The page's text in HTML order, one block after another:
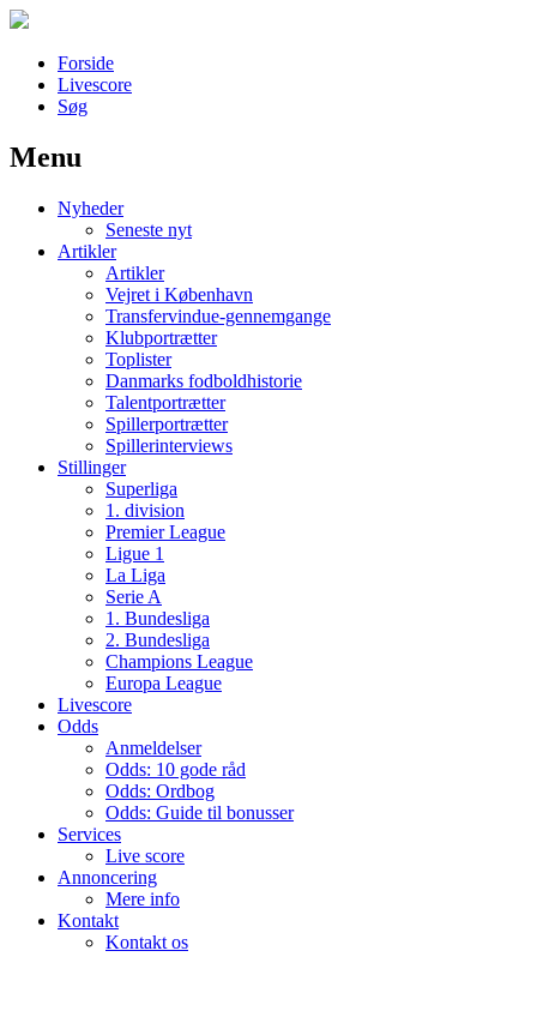
Forside
Livescore
Søg
Наши партнеры
лучшие займы
Menu
Nyheder
Seneste nyt
Artikler
Artikler
Vejret i København
Transfervindue-gennemgange
Klubportrætter
Toplister
Danmarks fodboldhistorie
Talentportrætter
Spillerportrætter
Spillerinterviews
Stillinger
Superliga
1. division
Premier League
Ligue 1
La Liga
Serie A
1. Bundesliga
2. Bundesliga
Champions League
Europa League
Livescore
Odds
Anmeldelser
Odds: 10 gode råd
Odds: Ordbog
Odds: Guide til bonusser
Services
Live score
Annoncering
Mere info
Kontakt
Kontakt os